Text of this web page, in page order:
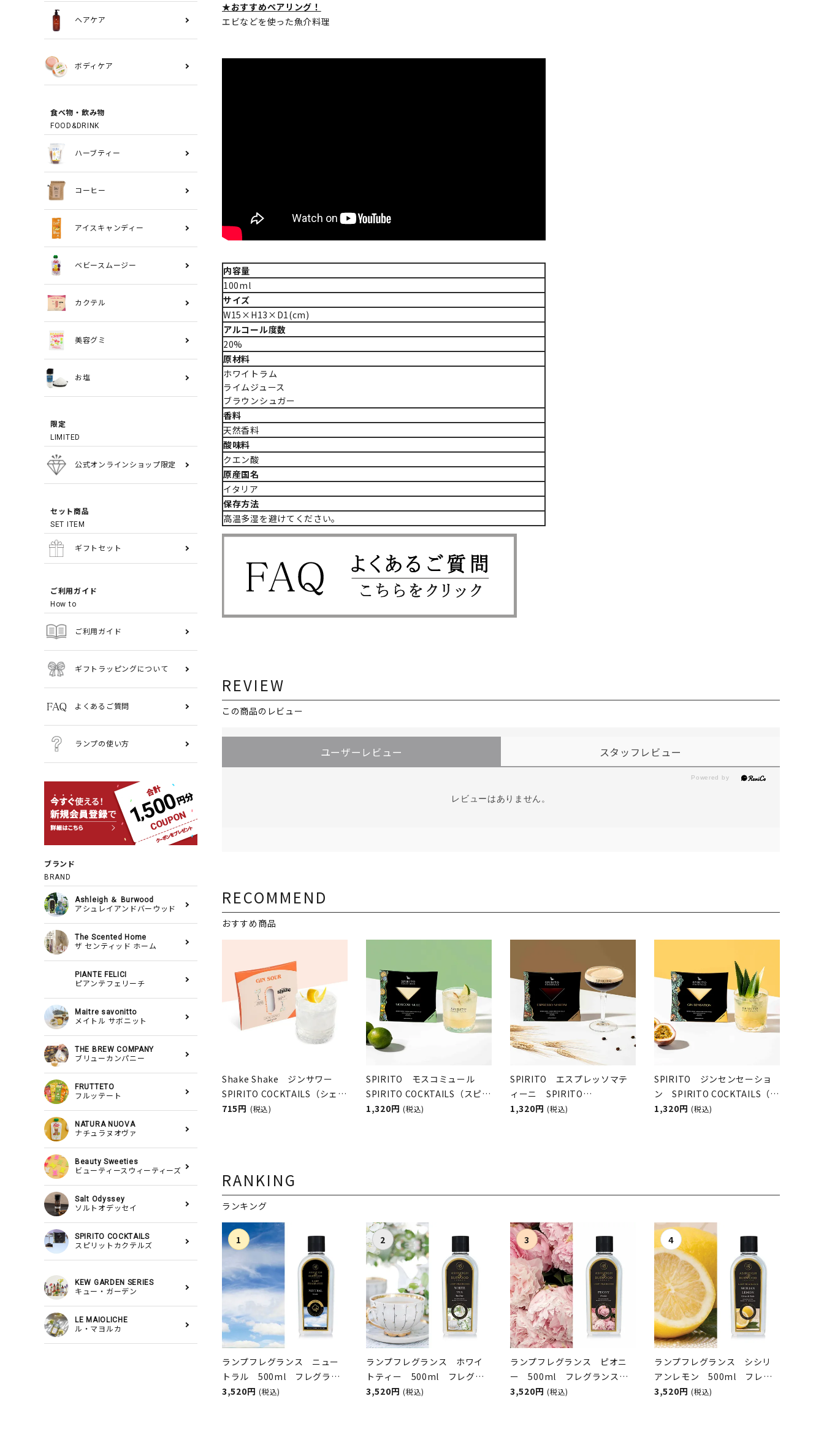
ヘアケア
ボディケア
食べ物・飲み物
FOOD&DRINK
ハーブティー
コーヒー
アイスキャンディー
ベビースムージー
カクテル
美容グミ
お塩
限定
LIMITED
公式オンラインショップ限定
セット商品
SET ITEM
ギフトセット
ご利用ガイド
How to
ご利用ガイド
ギフトラッピングについて
よくあるご質問
ランプの使い方
ブランド
BRAND
Ashleigh ＆ Burwood
アシュレイアンドバーウッド
The Scented Home
ザ センティッド ホーム
PIANTE FELICI
ピアンテフェリーチ
Maitre savonitto
メイトル サボニット
THE BREW COMPANY
ブリューカンパニー
FRUTTETO
フルッテート
NATURA NUOVA
ナチュラヌオヴァ
Beauty Sweeties
ビューティースウィーティーズ
Salt Odyssey
ソルトオデッセイ
SPIRITO COCKTAILS
スピリットカクテルズ
KEW GARDEN SERIES
キュー・ガーデン
LE MAIOLICHE
ル・マヨルカ
★おすすめペアリング！
エビなどを使った魚介料理
内容量
100ml
サイズ
W15×H13×D1(cm)
アルコール度数
20%
原材料
ホワイトラム
ライムジュース
ブラウンシュガー
香料
天然香料
酸味料
クエン酸
原産国名
イタリア
保存方法
高温多湿を避けてください。
REVIEW
この商品のレビュー
ユーザーレビュー スタッフレビュー
レビューはありません。
RECOMMEND
おすすめ商品
Shake Shake ジンサワー
SPIRITO COCKTAILS（シェイ
クシェイク／スピリットカク
715円 (税込)
SPIRITO モスコミュール
SPIRITO COCKTAILS（スピリ
ットカクテルズ）
1,320円 (税込)
SPIRITO エスプレッソマテ
ィーニ SPIRITO
COCKTAILS（スピリットカク
1,320円 (税込)
SPIRITO ジンセンセーショ
ン SPIRITO COCKTAILS（ス
ピリットカクテルズ）
1,320円 (税込)
RANKING
ランキング
ランプフレグランス ニュー
トラル 500ml フレグラン
スランプ用オイル
3,520円 (税込)
ランプフレグランス ホワイ
トティー 500ml フレグラ
ンスランプ用オイル
3,520円 (税込)
ランプフレグランス ピオニ
ー 500ml フレグランスラ
ンプ用オイル
3,520円 (税込)
ランプフレグランス シシリ
アンレモン 500ml フレグ
ランスランプ用オイル
3,520円 (税込)